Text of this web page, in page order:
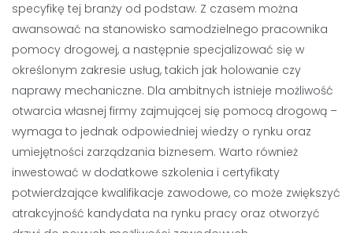
specyfikę tej branży od podstaw. Z czasem można
awansować na stanowisko samodzielnego pracownika
pomocy drogowej, a następnie specjalizować się w
określonym zakresie usług, takich jak holowanie czy
naprawy mechaniczne. Dla ambitnych istnieje możliwość
otwarcia własnej firmy zajmującej się pomocą drogową –
wymaga to jednak odpowiedniej wiedzy o rynku oraz
umiejętności zarządzania biznesem. Warto również
inwestować w dodatkowe szkolenia i certyfikaty
potwierdzające kwalifikacje zawodowe, co może zwiększyć
atrakcyjność kandydata na rynku pracy oraz otworzyć